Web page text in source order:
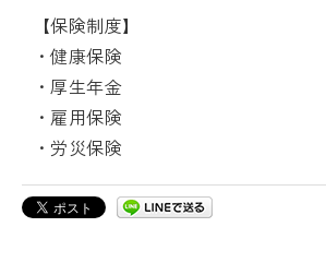
【保険制度】
・健康保険
・厚生年金
・雇用保険
・労災保険